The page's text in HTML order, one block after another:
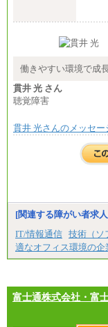
総合
※詳細
総合
整給
※詳細
■(株
総合
みな
残業手
間に
エリ
■（株
訪日
働きやすい環境で成
貫井 光 さん
聴覚障害
貫井 光さんのメッセー
[関連する障がい者求
IT/情報通信 技術（ソ
適なオフィス環境の企
富士通株式会社・富